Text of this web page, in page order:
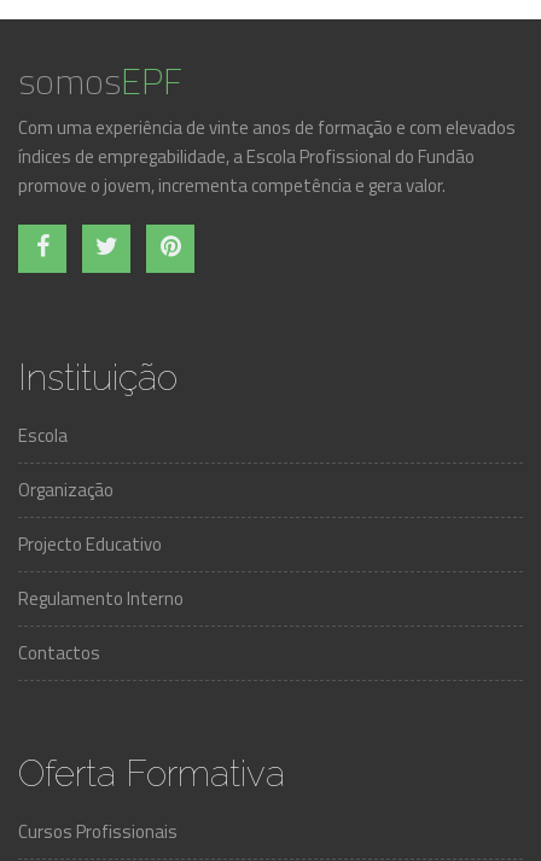
somosEPF
Com uma experiência de vinte anos de formação e com elevados
índices de empregabilidade, a Escola Profissional do Fundão
promove o jovem, incrementa competência e gera valor.
Instituição
Escola
Organização
Projecto Educativo
Regulamento Interno
Contactos
Oferta Formativa
Cursos Profissionais